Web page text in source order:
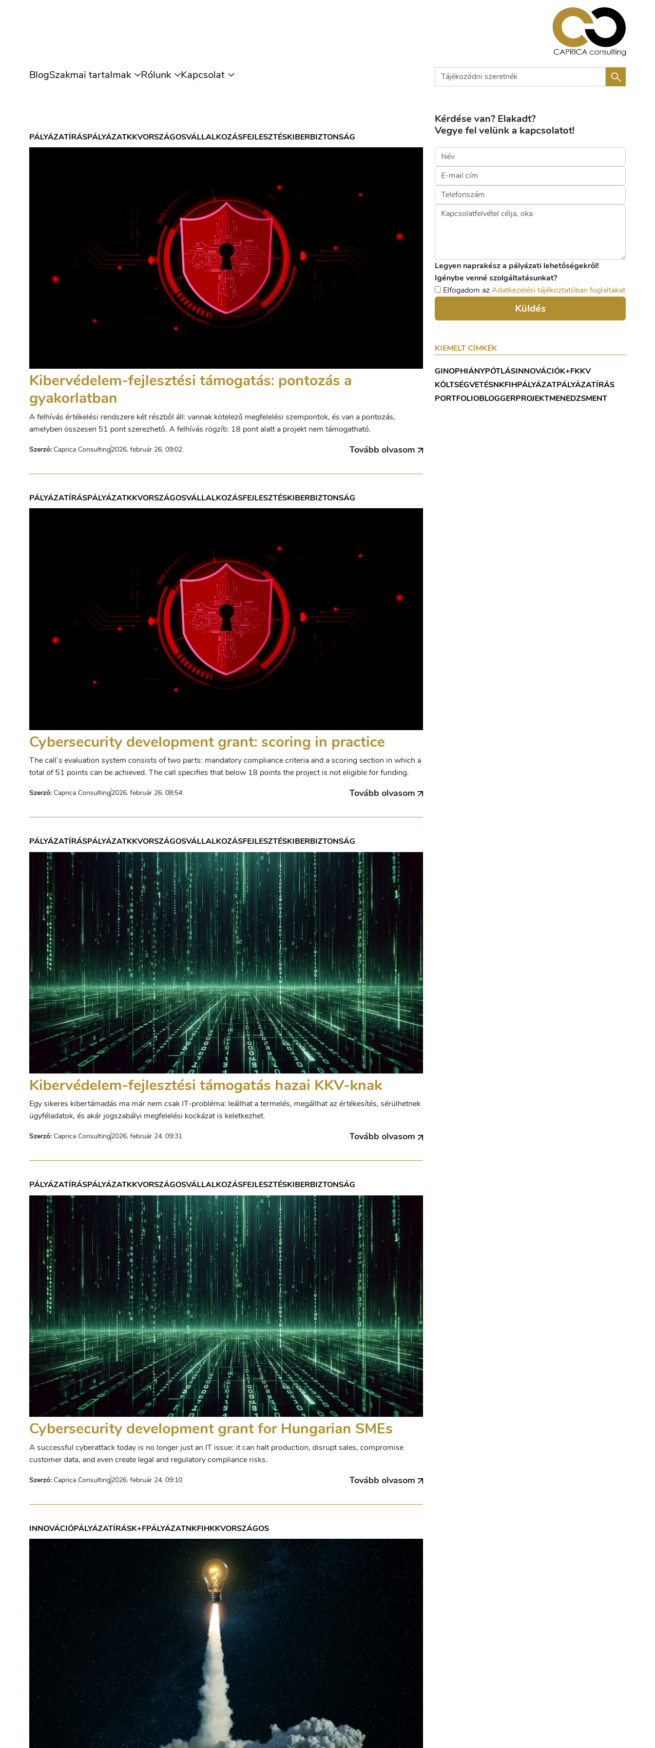
BlogSzakmai tartalmak Rólunk Kapcsolat
PÁLYÁZATÍRÁSPÁLYÁZATKKVORSZÁGOSVÁLLALKOZÁSFEJLESZTÉSKIBERBIZTONSÁG
Kibervédelem-fejlesztési támogatás: pontozás a
gyakorlatban
A felhívás értékelési rendszere két részből áll: vannak kötelező megfelelési szempontok, és van a pontozás,
amelyben összesen 51 pont szerezhető. A felhívás rögzíti: 18 pont alatt a projekt nem támogatható.
Szerző: Caprica Consulting2026. február 26. 09:02 Tovább olvasom
PÁLYÁZATÍRÁSPÁLYÁZATKKVORSZÁGOSVÁLLALKOZÁSFEJLESZTÉSKIBERBIZTONSÁG
Cybersecurity development grant: scoring in practice
The call’s evaluation system consists of two parts: mandatory compliance criteria and a scoring section in which a
total of 51 points can be achieved. The call specifies that below 18 points the project is not eligible for funding.
Szerző: Caprica Consulting2026. február 26. 08:54 Tovább olvasom
PÁLYÁZATÍRÁSPÁLYÁZATKKVORSZÁGOSVÁLLALKOZÁSFEJLESZTÉSKIBERBIZTONSÁG
Kibervédelem-fejlesztési támogatás hazai KKV-knak
Egy sikeres kibertámadás ma már nem csak IT-probléma: leállhat a termelés, megállhat az értékesítés, sérülhetnek
ügyféladatok, és akár jogszabályi megfelelési kockázat is keletkezhet.
Szerző: Caprica Consulting2026. február 24. 09:31 Tovább olvasom
PÁLYÁZATÍRÁSPÁLYÁZATKKVORSZÁGOSVÁLLALKOZÁSFEJLESZTÉSKIBERBIZTONSÁG
Cybersecurity development grant for Hungarian SMEs
A successful cyberattack today is no longer just an IT issue: it can halt production, disrupt sales, compromise
customer data, and even create legal and regulatory compliance risks.
Szerző: Caprica Consulting2026. február 24. 09:10 Tovább olvasom
INNOVÁCIÓPÁLYÁZATÍRÁSK+FPÁLYÁZATNKFIHKKVORSZÁGOS
Kérdése van? Elakadt?
Vegye fel velünk a kapcsolatot!
Legyen naprakész a pályázati lehetőségekről!
Igénybe venné szolgáltatásunkat?
Elfogadom azAdatkezelési tájékoztatóban foglaltakat
Küldés
KIEMELT CÍMKÉK
GINOPHIÁNYPÓTLÁSINNOVÁCIÓK+FKKV
KÖLTSÉGVETÉSNKFIHPÁLYÁZATPÁLYÁZATÍRÁS
PORTFOLIOBLOGGERPROJEKTMENEDZSMENT